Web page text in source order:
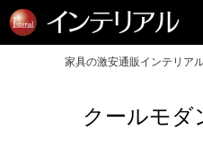
家具の激安通販インテリア
クールモダ